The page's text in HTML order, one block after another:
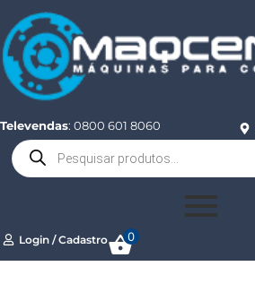
Televendas: 0800 601 8060
Login / Cadastro 0